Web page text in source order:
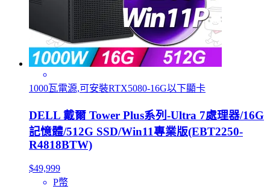
1000瓦電源,可安裝RTX5080-16G以下顯卡
DELL 戴爾 Tower Plus系列-Ultra 7處理器/16G
記憶體/512G SSD/Win11專業版(EBT2250-
R4818BTW)
$49,999
P幣